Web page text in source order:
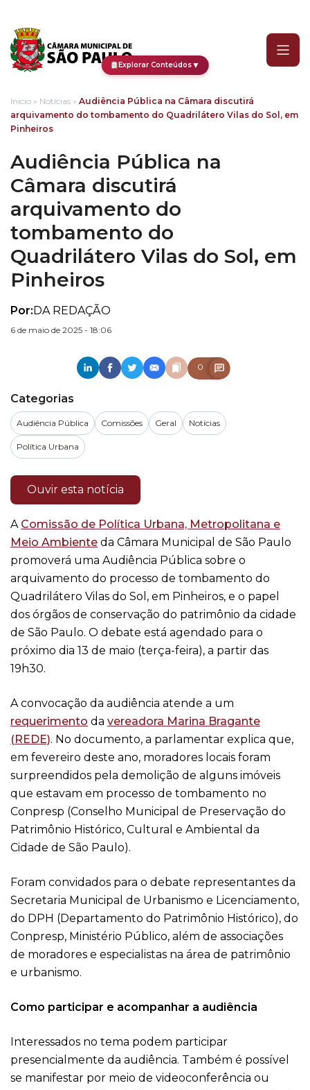
Explorar Conteúdos▼
Início » Notícias » Audiência Pública na Câmara discutirá
arquivamento do tombamento do Quadrilátero Vilas do Sol, em
Pinheiros
Audiência Pública na
Câmara discutirá
arquivamento do
tombamento do
Quadrilátero Vilas do Sol, em
Pinheiros
Por:DA REDAÇÃO
6 de maio de 2025 - 18:06
0
Categorias
Audiência Pública Comissões Geral Notícias
Política Urbana
Ouvir esta notícia
A Comissão de Política Urbana, Metropolitana e
Meio Ambiente da Câmara Municipal de São Paulo
promoverá uma Audiência Pública sobre o
arquivamento do processo de tombamento do
Quadrilátero Vilas do Sol, em Pinheiros, e o papel
dos órgãos de conservação do patrimônio da cidade
de São Paulo. O debate está agendado para o
próximo dia 13 de maio (terça-feira), a partir das
19h30.
A convocação da audiência atende a um
requerimento da vereadora Marina Bragante
(REDE). No documento, a parlamentar explica que,
em fevereiro deste ano, moradores locais foram
surpreendidos pela demolição de alguns imóveis
que estavam em processo de tombamento no
Conpresp (Conselho Municipal de Preservação do
Patrimônio Histórico, Cultural e Ambiental da
Cidade de São Paulo).
Foram convidados para o debate representantes da
Secretaria Municipal de Urbanismo e Licenciamento,
do DPH (Departamento do Patrimônio Histórico), do
Conpresp, Ministério Público, além de associações
de moradores e especialistas na área de patrimônio
e urbanismo.
Como participar e acompanhar a audiência
Interessados no tema podem participar
presencialmente da audiência. Também é possível
se manifestar por meio de videoconferência ou